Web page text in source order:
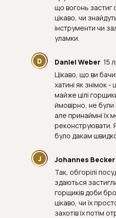
що вогонь застиг
цікаво, чи
інструменти чи
уламки.
D Daniel Weber 15
Цікаво, що ви
хатині як знімок -
майже цілі
ймовірно, не були
але принаймні їх
реконструювати.
було дакам
J Johannes Becker
Так, обгорілі
здаються
горщиків доби
цікаво, чи їх
захотів їх потім